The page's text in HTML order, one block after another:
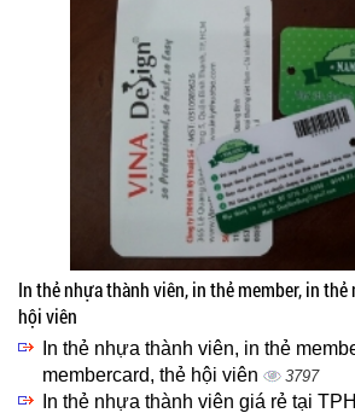
In thẻ nhựa thành viên, in thẻ member, in
hội viên
In thẻ nhựa thành viên, in thẻ
membercard, thẻ hội viên
3797
In thẻ nhựa thành viên giá rẻ tại